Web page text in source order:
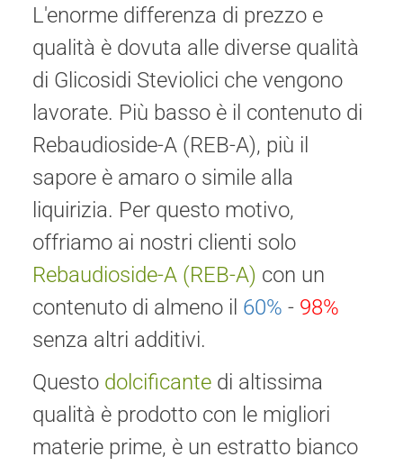
L'enorme differenza di prezzo e
qualità è dovuta alle diverse qualità
di Glicosidi Steviolici che vengono
lavorate. Più basso è il contenuto di
Rebaudioside-A (REB-A), più il
sapore è amaro o simile alla
liquirizia. Per questo motivo,
offriamo ai nostri clienti solo
Rebaudioside-A (REB-A) con un
contenuto di almeno il 60% - 98%
senza altri additivi.
Questo dolcificante di altissima
qualità è prodotto con le migliori
materie prime, è un estratto bianco